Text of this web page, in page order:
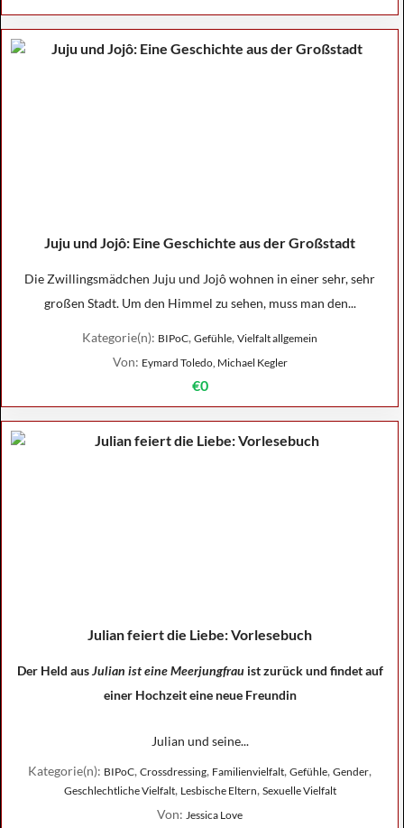
Juju und Jojô: Eine Geschichte aus der Großstadt
Die Zwillingsmädchen Juju und Jojô wohnen in einer sehr, sehr
großen Stadt. Um den Himmel zu sehen, muss man den...
Kategorie(n): BIPoC, Gefühle, Vielfalt allgemein
Von: Eymard Toledo, Michael Kegler
€0
Julian feiert die Liebe: Vorlesebuch
Der Held ausJulian ist eine Meerjungfrauist zurück und findet auf
einer Hochzeit eine neue Freundin
Julian und seine...
Kategorie(n): BIPoC, Crossdressing, Familienvielfalt, Gefühle, Gender,
Geschlechtliche Vielfalt, Lesbische Eltern, Sexuelle Vielfalt
Von: Jessica Love